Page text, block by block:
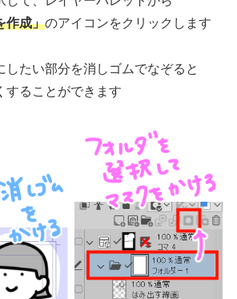
作成」のアイコンをクリックします
したい部分を消しゴムでなぞると
することができます